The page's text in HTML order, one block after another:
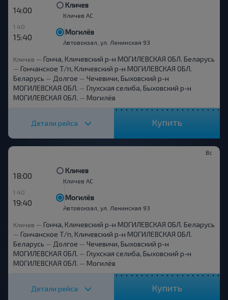
14:00
Кличев
Кличев АС
1 40
15:40
Могилёв
Автовокзал, ул. Ленинская 93
Кличев — Гонча, Кличевский р-н МОГИЛЕВСКАЯ ОБЛ. Беларусь
— Гончанское Т/п, Кличевский р-н МОГИЛЕВСКАЯ ОБЛ.
Беларусь — Долгое — Чечевичи, Быховский р-н
МОГИЛЕВСКАЯ ОБЛ. — Глухская селиба, Быховский р-н
МОГИЛЕВСКАЯ ОБЛ. — Могилёв
Детали рейса Купить
Вс
18:00
Кличев
Кличев АС
1 40
19:40
Могилёв
Автовокзал, ул. Ленинская 93
Кличев — Гонча, Кличевский р-н МОГИЛЕВСКАЯ ОБЛ. Беларусь
— Гончанское Т/п, Кличевский р-н МОГИЛЕВСКАЯ ОБЛ.
Беларусь — Долгое — Чечевичи, Быховский р-н
МОГИЛЕВСКАЯ ОБЛ. — Глухская селиба, Быховский р-н
МОГИЛЕВСКАЯ ОБЛ. — Могилёв
Детали рейса Купить